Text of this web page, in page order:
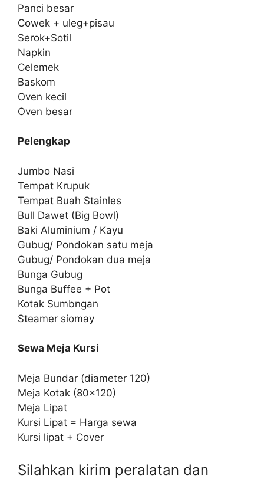
Panci besar
Cowek + uleg+pisau
Serok+Sotil
Napkin
Celemek
Baskom
Oven kecil
Oven besar
Pelengkap
Jumbo Nasi
Tempat Krupuk
Tempat Buah Stainles
Bull Dawet (Big Bowl)
Baki Aluminium / Kayu
Gubug/ Pondokan satu meja
Gubug/ Pondokan dua meja
Bunga Gubug
Bunga Buffee + Pot
Kotak Sumbngan
Steamer siomay
Sewa Meja Kursi
Meja Bundar (diameter 120)
Meja Kotak (80×120)
Meja Lipat
Kursi Lipat = Harga sewa
Kursi lipat + Cover
Silahkan kirim peralatan dan